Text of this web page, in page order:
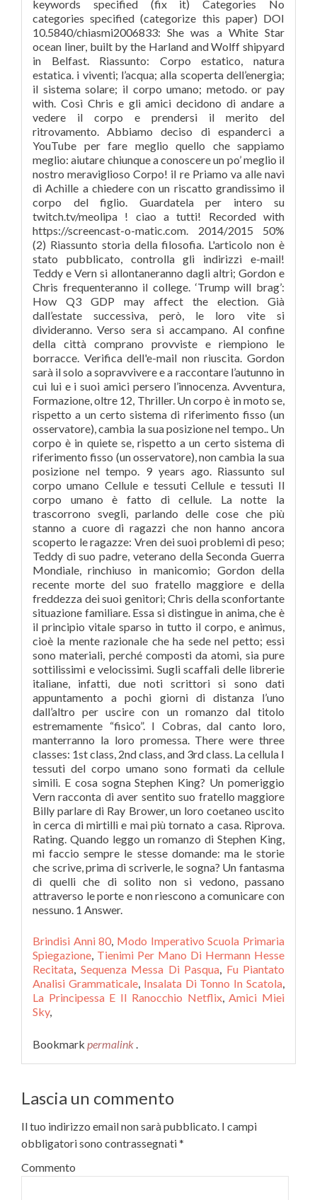
Brindisi Anni 80, Modo Imperativo Scuola Primaria
Spiegazione, Tienimi Per Mano Di Hermann Hesse
Recitata, Sequenza Messa Di Pasqua, Fu Piantato
Analisi Grammaticale, Insalata Di Tonno In Scatola,
La Principessa E Il Ranocchio Netflix,Amici Miei
Sky,
Bookmark permalink .
Lascia un commento
Il tuo indirizzo email non sarà pubblicato. I campi
obbligatori sono contrassegnati*
Commento